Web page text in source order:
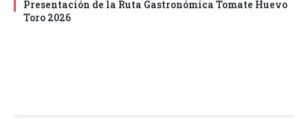
Presentación de la Ruta Gastronómica Tomate Huevo
Toro 2026